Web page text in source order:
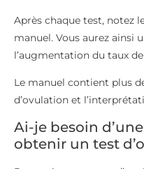
Après chaque test, notez
manuel. Vous aurez ainsi
l’augmentation du taux
Le manuel contient plus
d’ovulation et
Ai-je besoin
obtenir un test